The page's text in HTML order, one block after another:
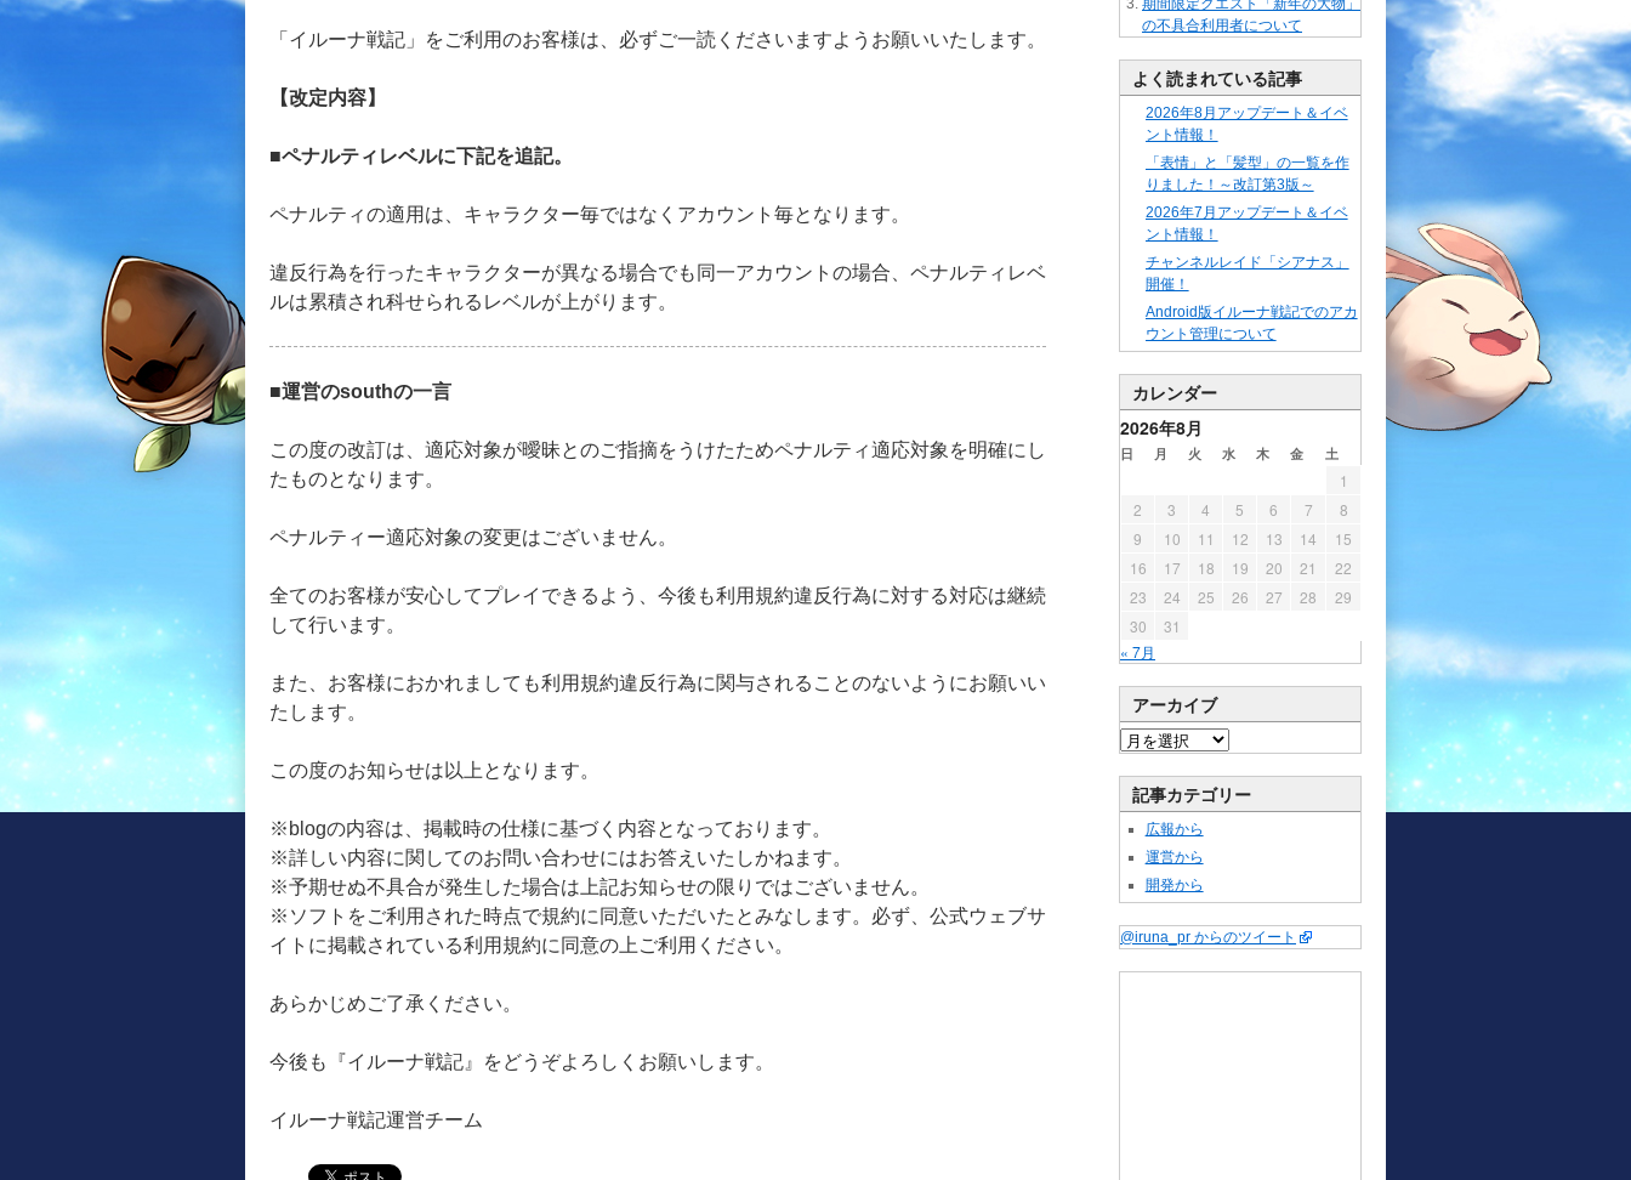
「イルーナ戦記」をご利用のお客様は、必ずご一読くださいますようお願いいたします。
【改定内容】
■ペナルティレベルに下記を追記。
ペナルティの適用は、キャラクター毎ではなくアカウント毎となります。
違反行為を行ったキャラクターが異なる場合でも同一アカウントの場合、ペナルティレベ
ルは累積され科せられるレベルが上がります。
■運営のsouthの一言
この度の改訂は、適応対象が曖昧とのご指摘をうけたためペナルティ適応対象を明確にし
たものとなります。
ペナルティー適応対象の変更はございません。
全てのお客様が安心してプレイできるよう、今後も利用規約違反行為に対する対応は継続
して行います。
また、お客様におかれましても利用規約違反行為に関与されることのないようにお願いい
たします。
この度のお知らせは以上となります。
※blogの内容は、掲載時の仕様に基づく内容となっております。
※詳しい内容に関してのお問い合わせにはお答えいたしかねます。
※予期せぬ不具合が発生した場合は上記お知らせの限りではございません。
※ソフトをご利用された時点で規約に同意いただいたとみなします。必ず、公式ウェブサ
イトに掲載されている利用規約に同意の上ご利用ください。
あらかじめご了承ください。
今後も『イルーナ戦記』をどうぞよろしくお願いします。
イルーナ戦記運営チーム
期間限定クエスト「新年の大物」
の不具合利用者について
よく読まれている記事
2026年8月アップデート＆イベ
ント情報！
「表情」と「髪型」の一覧を作
りました！～改訂第3版～
2026年7月アップデート＆イベ
ント情報！
チャンネルレイド「シアナス」
開催！
Android版イルーナ戦記でのアカ
ウント管理について
カレンダー
2026年8月
日 月 火 水 木 金 土
« 7月
1
2
3 4 5 6 7
8
9
10 11 12 13 14
15
16
17 18 19 20 21
22
23
24 25 26 27 28
29
30
31
アーカイブ
記事カテゴリー
広報から
運営から
開発から
@iruna_pr からのツイート